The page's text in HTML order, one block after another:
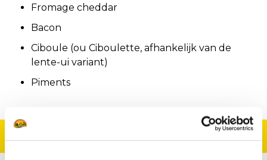
Fromage cheddar
Bacon
Ciboule (ou Ciboulette, afhankelijk van de
lente-ui variant)
Piments
Préparation